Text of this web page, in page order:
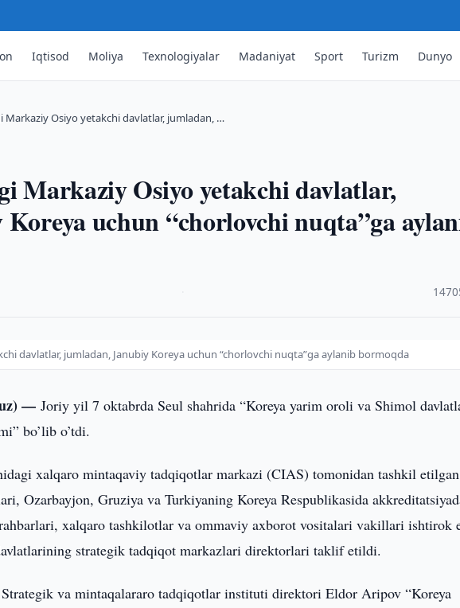
Iqtisod Moliya Texnologiyalar Madaniyat Sport Turizm Dunyo
Markaziy Osiyo yetakchi davlatlar, jumladan, …
Markaziy Osiyo yetakchi davlatlar,
uchun “chorlovchi nuqta”ga
davlatlar, jumladan, Janubiy Koreya uchun “chorlovchi nuqta”ga aylanib bormoqda
—Joriy yil 7 oktabrda Seul shahrida “Koreya yarim oroli va Shimol
bo’lib o’tdi.
xalqaro mintaqaviy tadqiqotlar markazi (CIAS) tomonidan tashkil etilgan
Ozarbayjon, Gruziya va Turkiyaning Koreya Respublikasida
xalqaro tashkilotlar va ommaviy axborot vositalari vakillari ishtirok
strategik tadqiqot markazlari direktorlari taklif etildi.
va mintaqalararo tadqiqotlar instituti direktori Eldor Aripov “Koreya